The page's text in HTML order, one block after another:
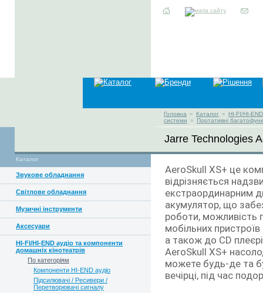
Головна » Каталог »
HI-FI/HI-
системи
» Портативні
Jarre Technologies
Каталог
Звукове обладнання
Світлове обладнання
Музичні інструменти
Аксесуари
HI-FI/HI-END аудіо та компоненти
домашніх кінотеатрів
По категоріям
Компоненти HI-END аудіо
Підсилювачі / Ресивери /
Перетворювачі сигналу
AeroSkull XS+ це
відрізняється
екстраординарним
акумулятор, що
роботи, можливість
мобільних
а також до CD
AeroSkull XS+
можете будь-де та
вечірці, під час